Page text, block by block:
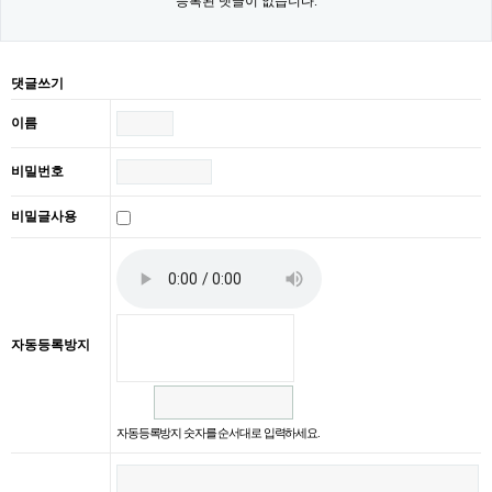
댓글쓰기
이름
비밀번호
비밀글사용
자동등록방지
자동등록방지 숫자를 순서대로 입력하세요.